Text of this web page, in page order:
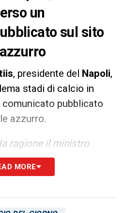
un
sul sito
, presidente del Napoli,
stadi di calcio in
pubblicato
azzurro.
ragione il ministro
di un
degli stadi di
MORE